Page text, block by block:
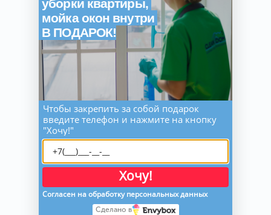
уборки квартиры,
мойка окон внутри
В ПОДАРОК!
Чтобы закрепить за собой подарок
введите телефон и нажмите на кнопку
"Хочу!"
Хочу!
Согласен на обработку персональных данных
Сделано в